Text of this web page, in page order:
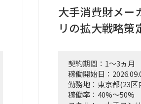
大手消費財メー
リの拡大戦略策
契約期間：1～3ヵ月
稼働開始日：
勤務地：東京都(23区
稼働率：40%～50%